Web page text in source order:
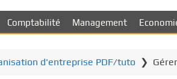
Comptabilité Management
d'entreprise PDF/tuto ❯